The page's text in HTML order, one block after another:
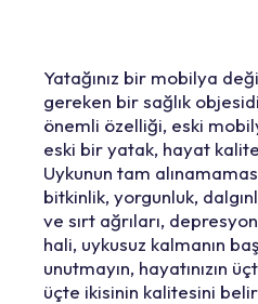
Yatağınız bir mobilya
gereken bir sağlık
önemli özelliği, eski
eski bir yatak, hayat
Uykunun tam
bitkinlik, yorgunluk,
ve sırt ağrıları,
hali, uykusuz kalmanın
unutmayın, hayatınızın
üçte ikisinin kalitesini